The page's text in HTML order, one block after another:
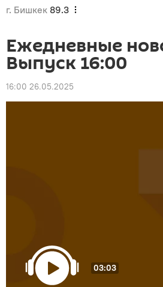
г. Бишкек 89.3
Ежедневные
Выпуск 16:00
16:00 26.05.2025
03:03